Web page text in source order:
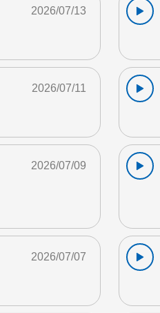
2026/07/13
2026/07/11
2026/07/09
2026/07/07